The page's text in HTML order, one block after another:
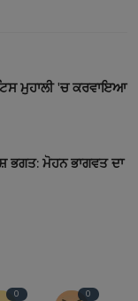
ਮੁਹਾਲੀ 'ਚ ਕਰਵਾਇਆ
ਭਗਤ: ਮੋਹਨ ਭਾਗਵਤ ਦਾ
0 0